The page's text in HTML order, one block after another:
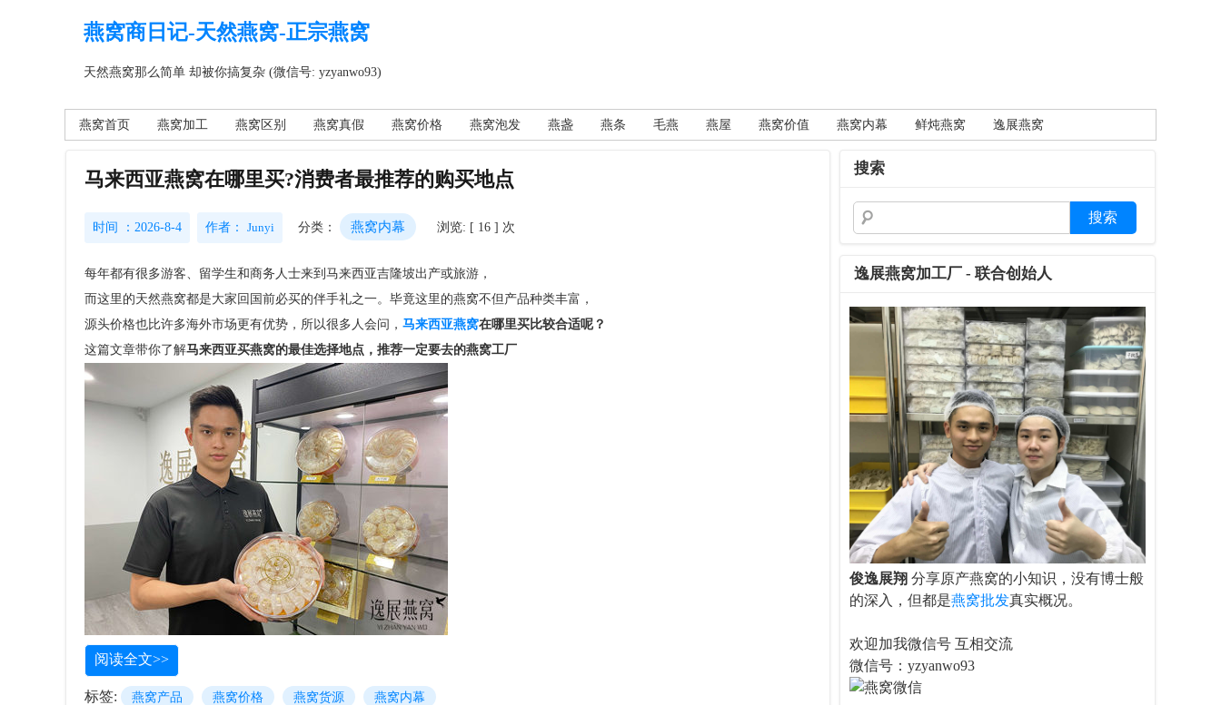
燕窝商日记-天然燕窝-正宗燕窝
天然燕窝那么简单 却被你搞复杂 (微信号: yzyanwo93)
燕窝首页 燕窝加工 燕窝区别 燕窝真假 燕窝价格 燕窝泡发 燕盏 燕条 毛燕 燕屋 燕窝价值 燕窝内幕 鲜炖燕窝 逸展燕窝
马来西亚燕窝在哪里买?消费者最推荐的购买地点
时间 ：2026-8-4 作者： Junyi 分类： 燕窝内幕 浏览: [ 16 ] 次
每年都有很多游客、留学生和商务人士来到马来西亚吉隆坡出产或旅游，
而这里的天然燕窝都是大家回国前必买的伴手礼之一。毕竟这里的燕窝不但产品种类丰富，
源头价格也比许多海外市场更有优势，所以很多人会问， 马来西亚燕窝在哪里买比较合适呢？
这篇文章带你了解马来西亚买燕窝的最佳选择地点，推荐一定要去的燕窝工厂
阅读全文>>
标签: 燕窝产品 燕窝价格 燕窝货源 燕窝内幕
搜索
逸展燕窝加工厂 - 联合创始人
俊逸展翔 分享原产燕窝的小知识，没有博士般
的深入，但都是燕窝批发真实概况。
欢迎加我微信号 互相交流
微信号：yzyanwo93